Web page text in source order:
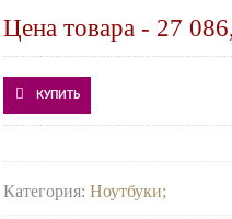
Цена товара - 27
КУПИТЬ
Категория:Ноутбуки